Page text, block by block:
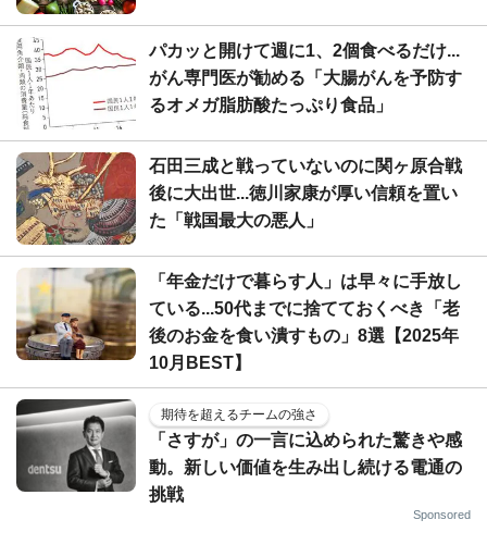
パカッと開けて週に1、2個食べるだけ...
がん専門医が勧める「大腸がんを予防す
るオメガ脂肪酸たっぷり食品」
石田三成と戦っていないのに関ヶ原合戦
後に大出世...徳川家康が厚い信頼を置い
た「戦国最大の悪人」
「年金だけで暮らす人」は早々に手放し
ている...50代までに捨てておくべき「老
後のお金を食い潰すもの」8選【2025年
10月BEST】
期待を超えるチームの強さ
「さすが」の一言に込められた驚きや感
動。新しい価値を生み出し続ける電通の
挑戦
Sponsored